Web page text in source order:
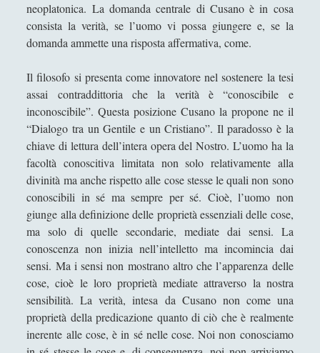
Contro certi ismi…
Desiderio e Contrappunto: la Psicoanalisi come
Filosofia del Tempo Interiore
Dire, fare e baciare dalla terra madre alla ruggine
spettrale
Espellere l'indicibile: una lettura filosofica tra
psicoanalisi e dialettica
Il Demiurgo di Platone ha l'Idea di Artisticità sui
numeri idealmente contratti
Il sospetto per gli "starnuti" della steppa
IL TRIANGOLO DELLE OPPPOSIZIONI: UN
MODELLO ERMENEUTICO
Il «Giano Bifronte» Salvator Mundi di Leonardo da
Vinci in terra straniera
L'amicizia dell'acqua verso la "clessidra" della luce
L'estetica del Monte Vulture fra l'immaginazione
neoplatonica. La domanda centrale di Cusano è in cosa
consista la verità, se l’uomo vi possa giungere e, se la
domanda ammette una risposta affermativa, come.
Il filosofo si presenta come innovatore nel sostenere la tesi
assai contraddittoria che la verità è “conoscibile e
inconoscibile”. Questa posizione Cusano la propone ne il
“Dialogo tra un Gentile e un Cristiano”. Il paradosso è la
chiave di lettura dell’intera opera del Nostro. L’uomo ha la
facoltà conoscitiva limitata non solo relativamente alla
divinità ma anche rispetto alle cose stesse le quali non sono
conoscibili in sé ma sempre per sé. Cioè, l’uomo non
giunge alla definizione delle proprietà essenziali delle cose,
ma solo di quelle secondarie, mediate dai sensi. La
conoscenza non inizia nell’intelletto ma incomincia dai
sensi. Ma i sensi non mostrano altro che l’apparenza delle
cose, cioè le loro proprietà mediate attraverso la nostra
sensibilità. La verità, intesa da Cusano non come una
proprietà della predicazione quanto di ciò che è realmente
inerente alle cose, è in sé nelle cose. Noi non conosciamo